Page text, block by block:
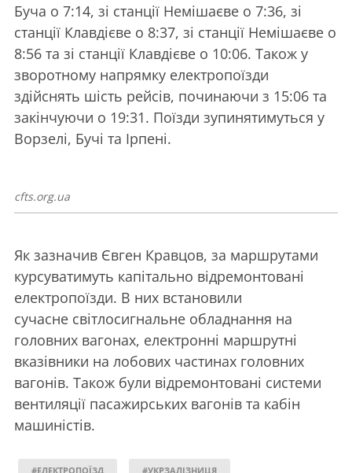
Буча о 7:14, зі станції Немішаєве о 7:36, зі
станції Клавдієве о 8:37, зі станції Немішаєве о
8:56 та зі станції Клавдієве о 10:06. Також у
зворотному напрямку електропоїзди
здійснять шість рейсів, починаючи з 15:06 та
закінчуючи о 19:31. Поїзди зупинятимуться у
Ворзелі, Бучі та Ірпені.
cfts.org.ua
Як зазначив Євген Кравцов, за маршрутами
курсуватимуть капітально відремонтовані
електропоїзди. В них встановили
сучасне світлосигнальне обладнання на
головних вагонах, електронні маршрутні
вказівники на лобових частинах головних
вагонів. Також були відремонтовані системи
вентиляції пасажирських вагонів та кабін
машиністів.
#ЕЛЕКТРОПОЇЗД #УКРЗАЛІЗНИЦЯ